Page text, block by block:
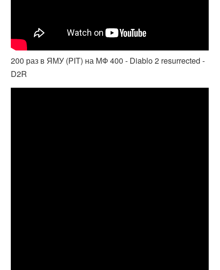
200 раз в ЯМУ (PIT) на МФ 400 - Diablo 2 resurrected -
D2R